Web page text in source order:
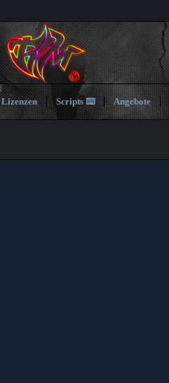
Lizenzen Scripts ⌨️ Angebote